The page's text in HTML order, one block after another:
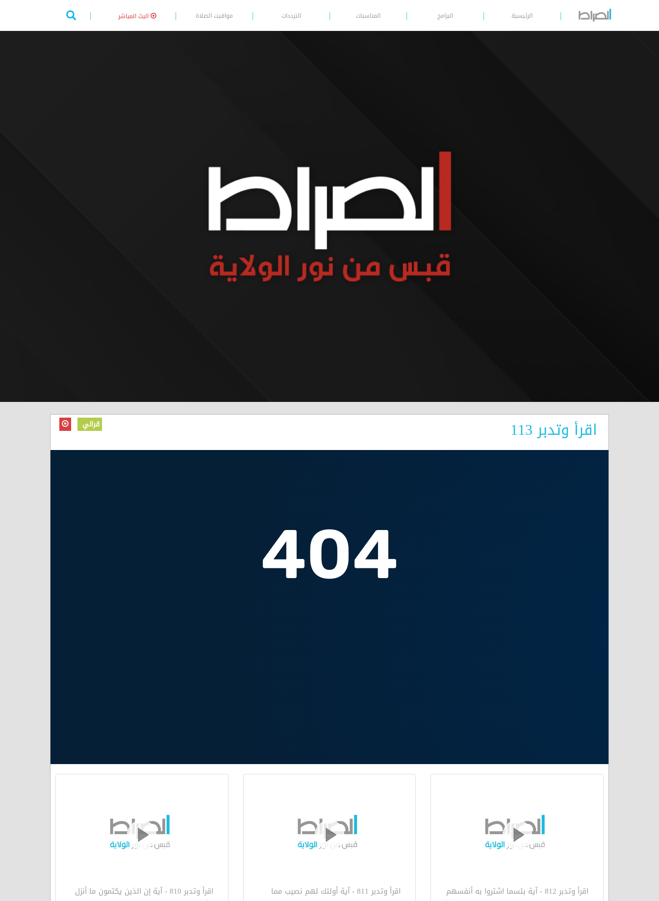
الرئيسية البرامج المناسبات الترددات مواقيت الصلاة البث المباشر
اقرأ وتدبر 113 قراني
اقرأ وتدبر 812 - آية بئسما اشتروا به أنفسهم
اقرأ وتدبر 811 - آية أولئك لهم نصيب مما
اقرأ وتدبر 810 - آية إن الذين يكتمون ما أنزل